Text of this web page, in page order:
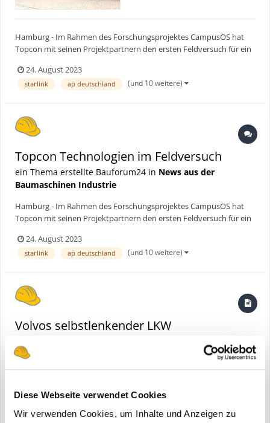
Diese Webseite verwendet Cookies
Wir verwenden Cookies, um Inhalte und Anzeigen zu
Hamburg - Im Rahmen des Forschungsprojektes CampusOS hat
Topcon mit seinen Projektpartnern den ersten Feldversuch für ein
angestrebte Ziel eines modularen Ökosystems, von dem die
Baustellen der Zukunft profitieren, rückt mit diesem Test in gr...
24. August 2023
starlink ap deutschland (und 10 weitere)
Topcon Technologien im Feldversuch
ein Thema erstellte Bauforum24 in News aus der
Baumaschinen Industrie
Hamburg - Im Rahmen des Forschungsprojektes CampusOS hat
Topcon mit seinen Projektpartnern den ersten Feldversuch für ein
angestrebte Ziel eines modularen Ökosystems, von dem die
Baustellen der Zukunft profitieren, rückt mit diesem Test in gr...
24. August 2023
starlink ap deutschland (und 10 weitere)
Volvos selbstlenkender LKW